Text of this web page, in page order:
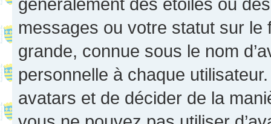
messages ou votre statut sur
grande, connue sous le nom
personnelle à chaque utilisateur.
avatars et de décider de la